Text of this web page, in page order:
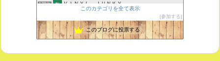
178位 ＶＩＮＹＬ ＪＵＮＫＹ
180位 未来の音楽研究所 音楽哲学・思想 平林 遼
このカテゴリを全て表示
参加する
このブログに投票する